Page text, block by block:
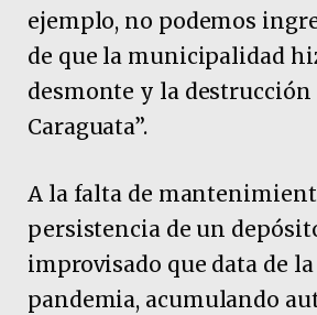
ejemplo, no podemos
de que la municipalidad
desmonte y la destrucción
Caraguata”.
A la falta de
persistencia de un
improvisado que data de la
pandemia, acumulando